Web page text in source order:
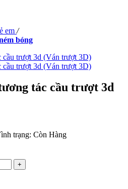
em /
bóng
tác cầu trượt 3d
trạng: Còn Hàng
+